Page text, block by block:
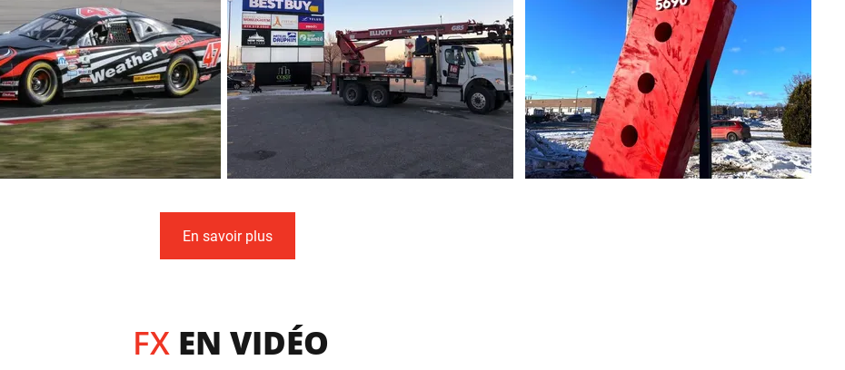
En savoir plus
FXEN VIDÉO